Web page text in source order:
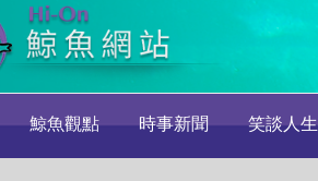
鯨魚觀點 時事新聞 笑談人生